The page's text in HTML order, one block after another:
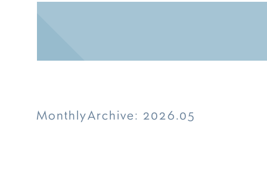
MonthlyArchive: 2026.05